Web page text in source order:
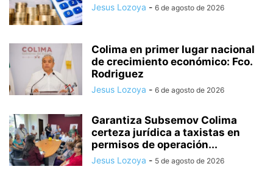
Jesus Lozoya - 6 de agosto de 2026
Colima en primer lugar nacional
de crecimiento económico: Fco.
Rodriguez
Jesus Lozoya - 6 de agosto de 2026
Garantiza Subsemov Colima
certeza jurídica a taxistas en
permisos de operación...
Jesus Lozoya - 5 de agosto de 2026